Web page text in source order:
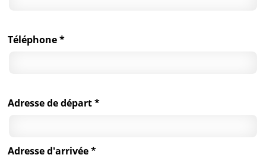
Téléphone *
Adresse de départ *
Adresse d'arrivée *